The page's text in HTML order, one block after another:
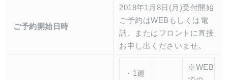
ご予約開始日時
2018年1月8日(月)受付開始
ご予約はWEBもしくは電
話、またはフロントに直接
お申し出くださいませ。
・1週
※WEB